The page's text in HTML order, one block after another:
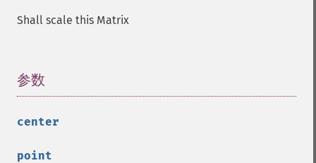
Shall scale this Matrix
参数
center
point